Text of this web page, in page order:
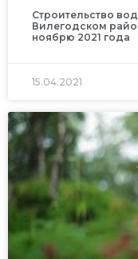
Строительство
Вилегодском
ноябрю 2021 года
15.04.2021